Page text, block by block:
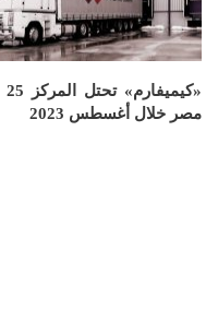
مصر خلال أغسطس 2023